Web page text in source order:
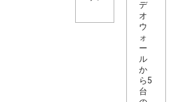
デ
オ
ウ
ォ
ー
ル
か
ら5
台